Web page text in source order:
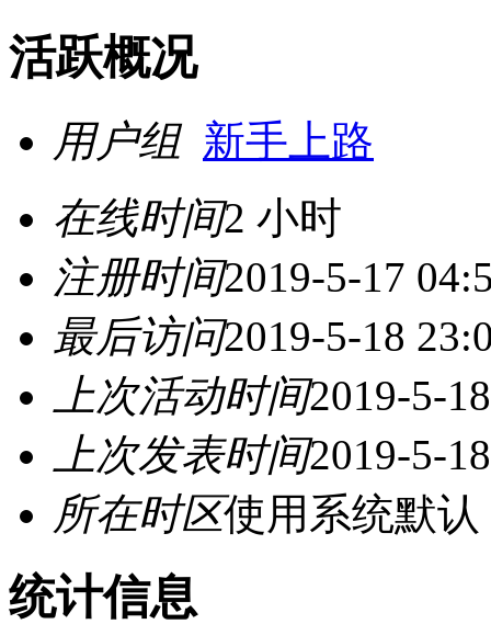
活跃概况
用户组 新手上路
在线时间2 小时
注册时间2019-5-17
最后访问2019-5-18
上次活动时间2019-5-
上次发表时间2019-5-
所在时区使用系统默认
统计信息